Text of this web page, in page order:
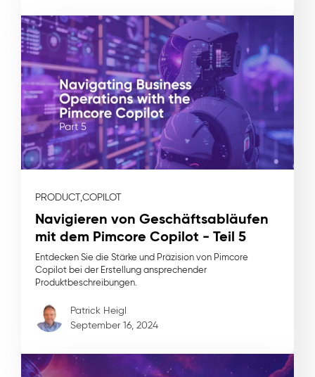
PRODUCT,COPILOT
Navigieren von Geschäftsabläufen
mit dem Pimcore Copilot - Teil 5
Entdecken Sie die Stärke und Präzision von Pimcore
Copilot bei der Erstellung ansprechender
Produktbeschreibungen.
Patrick Heigl
September 16, 2024